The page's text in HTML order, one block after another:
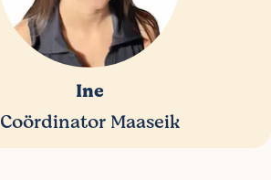
Ine
Coördinator Maaseik